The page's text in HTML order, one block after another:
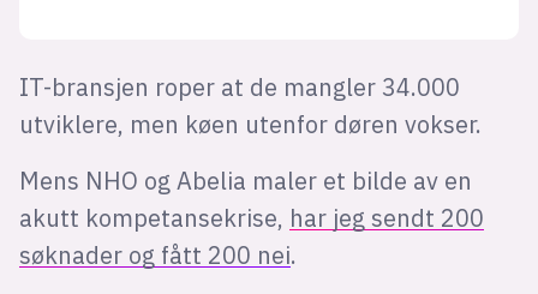
IT-bransjen roper at de mangler 34.000
utviklere, men køen utenfor døren vokser.
Mens NHO og Abelia maler et bilde av en
akutt kompetansekrise, har jeg sendt 200
søknader og fått 200 nei.